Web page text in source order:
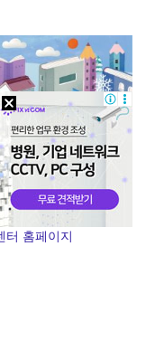
청문회부터 압수수색·심판 성접대 의혹까지…월드컵 탈락이…
"기분 맞춰주려고" 축구협회, 외국인 심판 성접대 의혹…
박문성 "축구협회 성접대 의혹? 사실이면 국제 망신…사…
폭로자 "황정민, 본인 말에 책임져야…내가 사생활에 초…
터 홈페이지